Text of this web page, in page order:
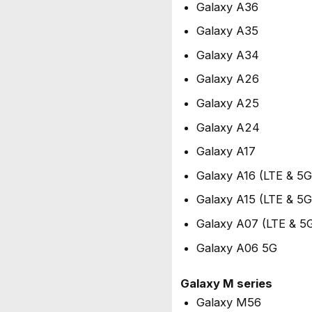
Galaxy A36
Galaxy A35
Galaxy A34
Galaxy A26
Galaxy A25
Galaxy A24
Galaxy A17
Galaxy A16 (LTE &
Galaxy A15 (LTE &
Galaxy A07 (LTE &
Galaxy A06 5G
Galaxy M series
Galaxy M56